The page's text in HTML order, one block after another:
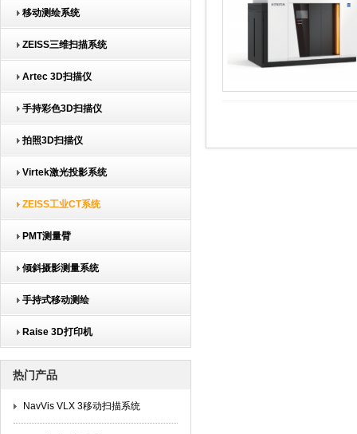
移动测绘系统
ZEISS三维扫描系统
Artec 3D扫描仪
手持彩色3D扫描仪
拍照3D扫描仪
Virtek激光投影系统
ZEISS工业CT系统
PMT测量臂
倾斜摄影测量系统
手持式移动测绘
Raise 3D打印机
热门产品
NavVis VLX 3移动扫描系统